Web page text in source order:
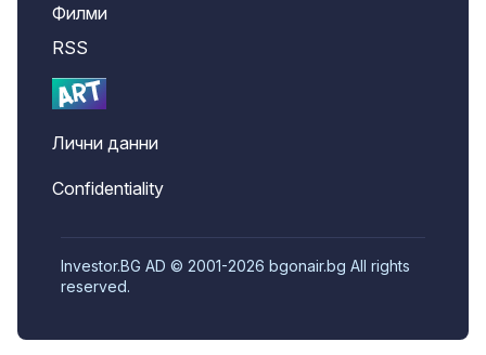
Филми
RSS
Лични данни
Confidentiality
Investor.BG AD © 2001-2026 bgonair.bg All rights
reserved.